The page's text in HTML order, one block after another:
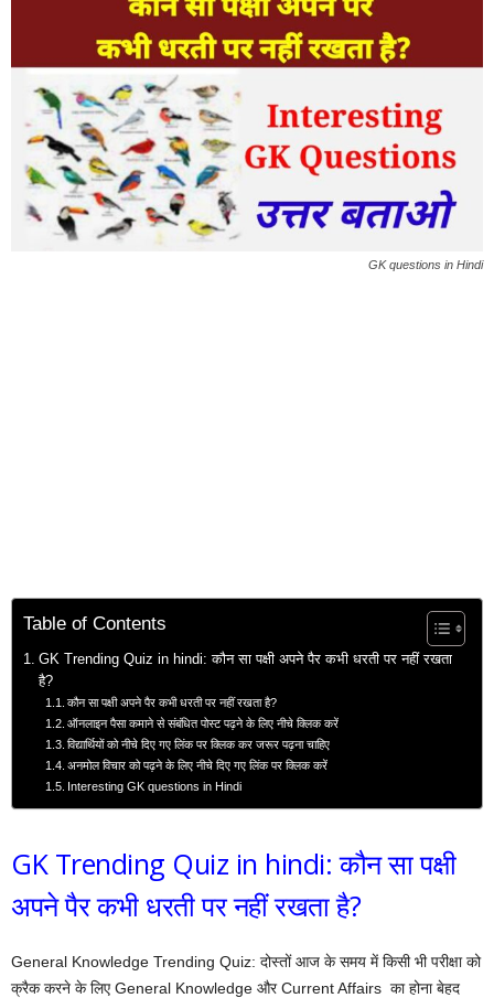
GK questions in Hindi
Table of Contents
GK Trending Quiz in hindi: कौन सा पक्षी अपने पैर कभी धरती पर नहीं रखता
है?
कौन सा पक्षी अपने पैर कभी धरती पर नहीं रखता है?
ऑनलाइन पैसा कमाने से संबंधित पोस्ट पढ़ने के लिए नीचे क्लिक करें
विद्यार्थियों को नीचे दिए गए लिंक पर क्लिक कर जरूर पढ़ना चाहिए
अनमोल विचार को पढ़ने के लिए नीचे दिए गए लिंक पर क्लिक करें
Interesting GK questions in Hindi
GK Trending Quiz in hindi: कौन सा पक्षी
अपने पैर कभी धरती पर नहीं रखता है?
General Knowledge Trending Quiz: दोस्तों आज के समय में किसी भी परीक्षा को
क्रैक करने के लिए General Knowledge और Current Affairs का होना बेहद